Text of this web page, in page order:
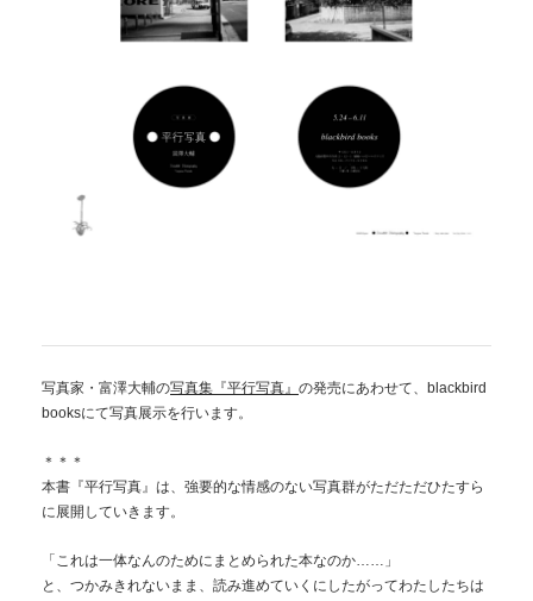
写真家・富澤大輔の写真集『平行写真』 の発売にあわせて、blackbird
booksにて写真展示を行います。
＊＊＊
本書『平行写真』は、強要的な情感のない写真群がただただひたすら
に展開していきます。
「これは一体なんのためにまとめられた本なのか……」
と、つかみきれないまま、読み進めていくにしたがってわたしたちは